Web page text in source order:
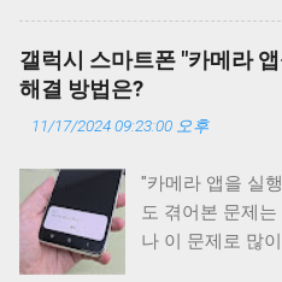
라서 기본 스타
서 약간의
시킨 테마입니다
는 약간 오밀조밀
시원한 느낌이
키고 사용하는지
거에도 친효스킨
갤럭시 스마트폰 "카메라
해결 방법은?
11/17/2024 09:23:00 오후
"카메라 앱을 실
도 겪어본 문제
나 이 문제로 많